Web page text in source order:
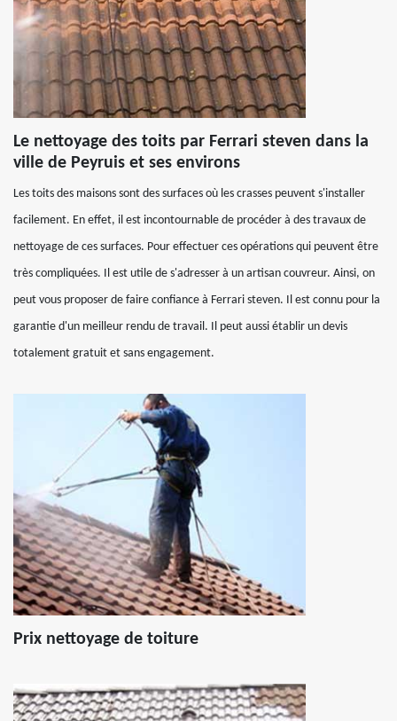
Le nettoyage des toits par Ferrari steven dans la
ville de Peyruis et ses environs
Les toits des maisons sont des surfaces où les crasses peuvent s'installer
facilement. En effet, il est incontournable de procéder à des travaux de
nettoyage de ces surfaces. Pour effectuer ces opérations qui peuvent être
très compliquées. Il est utile de s'adresser à un artisan couvreur. Ainsi, on
peut vous proposer de faire confiance à Ferrari steven. Il est connu pour la
garantie d'un meilleur rendu de travail. Il peut aussi établir un devis
totalement gratuit et sans engagement.
Prix nettoyage de toiture